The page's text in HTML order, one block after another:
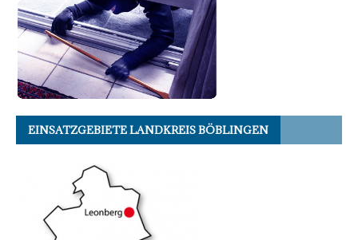
EINSATZGEBIETE LANDKREIS BÖBLINGEN